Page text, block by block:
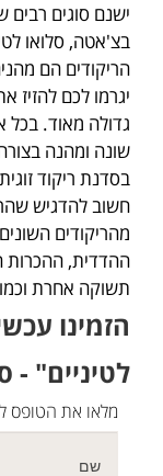
ישנם סוגים רבים
בצ'אטה, סלואו
הריקודים הם
יגרמו לכם להזיז
גדולה מאוד. בכל
שונה ומהנה
בסדנת ריקוד
חשוב להדגיש
מהריקודים
ההדדית, ההכרות
תשוקה אחרת
הזמינו
לטיניים" -
מלאו את הטופס